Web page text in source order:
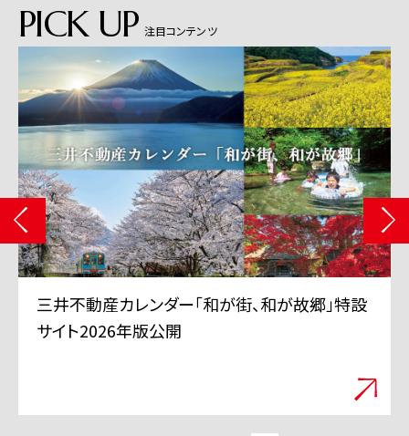
PICK UP 注目コンテンツ
三井不動産 TVCMシリーズ「三井のすずちゃん」
「スーパープレイ」篇 6月11日から全国で放映